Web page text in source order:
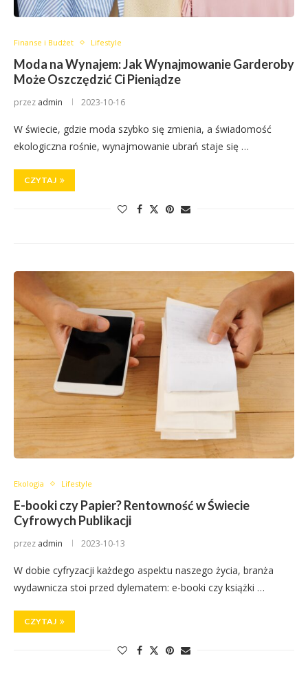
Finanse i Budżet Lifestyle
Moda na Wynajem: Jak Wynajmowanie Garderoby
Może Oszczędzić Ci Pieniądze
przez admin 2023-10-16
W świecie, gdzie moda szybko się zmienia, a świadomość
ekologiczna rośnie, wynajmowanie ubrań staje się …
CZYTAJ
Ekologia Lifestyle
E-booki czy Papier? Rentowność w Świecie
Cyfrowych Publikacji
przez admin 2023-10-13
W dobie cyfryzacji każdego aspektu naszego życia, branża
wydawnicza stoi przed dylematem: e-booki czy książki …
CZYTAJ